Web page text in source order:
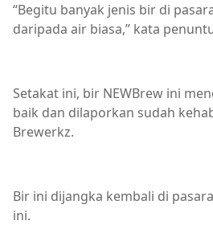
“Begitu banyak jenis bir di
daripada air biasa,” kata
Setakat ini, bir NEWBrew ini
baik dan dilaporkan sudah
Brewerkz.
Bir ini dijangka kembali di
ini.